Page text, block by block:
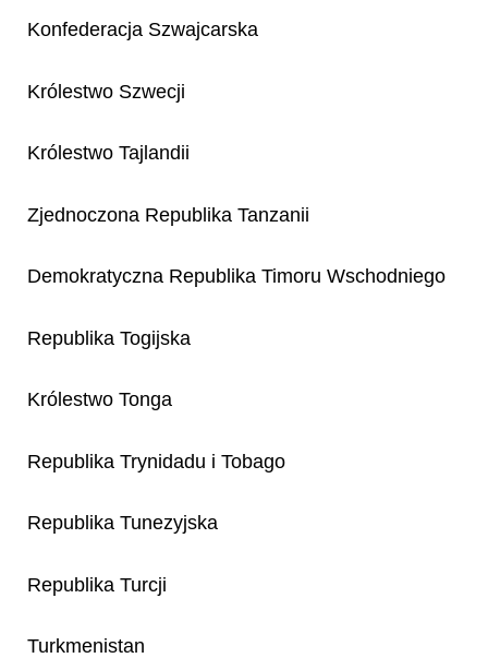
Konfederacja Szwajcarska
Królestwo Szwecji
Królestwo Tajlandii
Zjednoczona Republika Tanzanii
Demokratyczna Republika Timoru Wschodniego
Republika Togijska
Królestwo Tonga
Republika Trynidadu i Tobago
Republika Tunezyjska
Republika Turcji
Turkmenistan